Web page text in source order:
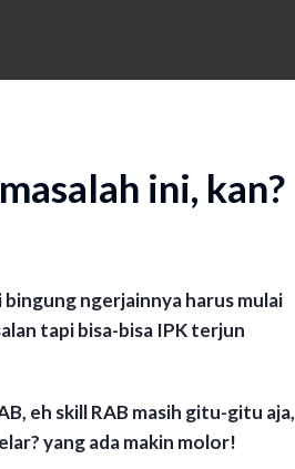
ini, kan?
bingung ngerjainnya harus mulai
tapi bisa-bisa IPK terjun
eh skill RAB masih gitu-gitu aja,
yang ada makin molor!